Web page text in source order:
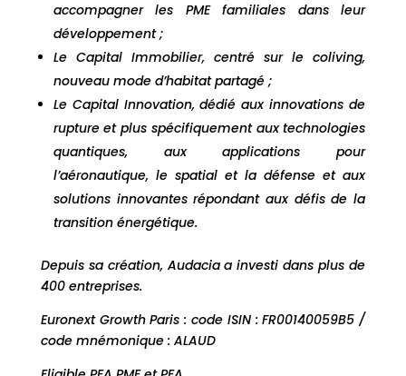
accompagner les PME familiales dans leur
développement ;
Le Capital Immobilier, centré sur le coliving,
nouveau mode d’habitat partagé ;
Le Capital Innovation, dédié aux innovations de
rupture et plus spécifiquement aux technologies
quantiques, aux applications pour
l’aéronautique, le spatial et la défense et aux
solutions innovantes répondant aux défis de la
transition énergétique.
Depuis sa création, Audacia a investi dans plus de
400 entreprises.
Euronext Growth Paris : code ISIN : FR00140059B5 /
code mnémonique : ALAUD